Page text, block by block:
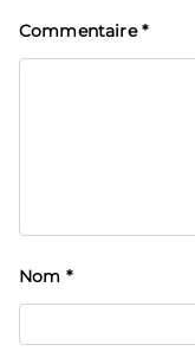
Commentaire*
Nom *